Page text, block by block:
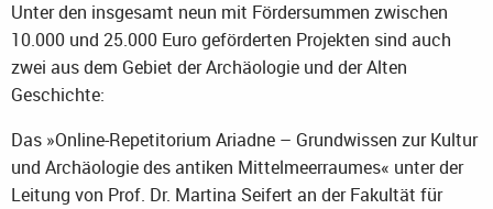
Unter den insgesamt neun mit Fördersummen zwischen
10.000 und 25.000 Euro geförderten Projekten sind auch
zwei aus dem Gebiet der Archäologie und der Alten
Geschichte:
Das »On­line-Re­pe­ti­to­ri­um Ari­ad­ne – Grund­wis­sen zur Kul­tur
und Ar­chäo­lo­gie des an­ti­ken Mit­tel­meer­rau­mes« unter der
Leitung von Prof. Dr. Mar­ti­na Sei­fert an der Fa­kul­tät für